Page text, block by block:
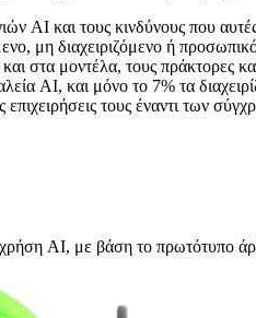
AI και τους κινδύνους που
μη διαχειριζόμενο ή
στα μοντέλα, τους
AI, και μόνο το 7% τα
τους έναντι των
AI, με βάση το πρωτότυπο